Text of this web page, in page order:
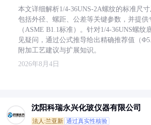
本文详细解析1/4-36UNS-2A螺纹的标准尺寸
包括外径、螺距、公差等关键参数，并提供
（ASME B1.1标准）。针对1/4-36UNS螺纹
见疑问，通过公式推导给出精确推荐值（
附加工艺建议与扩展知识。
2026年8月4日
沈阳科瑞永兴化玻仪器有限公司
法人:兰亚新 通过真实性核验